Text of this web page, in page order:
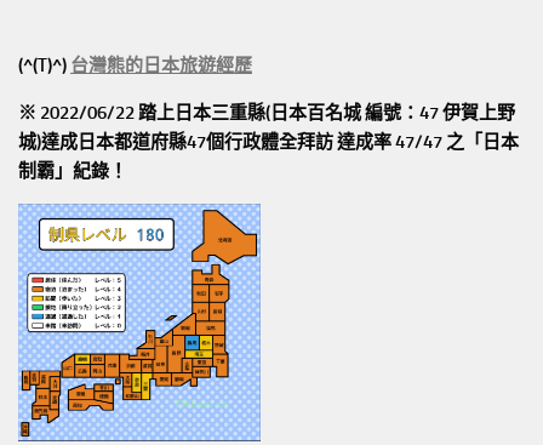
(^(T)^) 台灣熊的日本旅遊經歷
※ 2022/06/22 踏上日本三重縣(日本百名城 編號：47 伊賀上野
城)達成日本都道府縣47個行政體全拜訪達成率 47/47 之「日本
制霸」紀錄！